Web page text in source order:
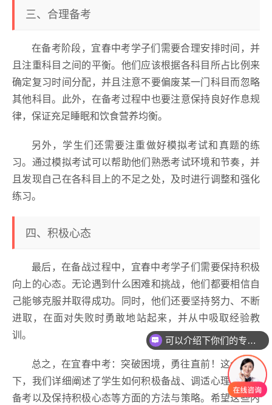
三、合理备考
在备考阶段，宜春中考学子们需要合理安排时间，并
且注重科目之间的平衡。他们应该根据各科目所占比例来
确定复习时间分配，并且注意不要偏废某一门科目而忽略
其他科目。此外，在备考过程中也要注意保持良好作息规
律，保证充足睡眠和饮食营养均衡。
另外，学生们还需要注重做好模拟考试和真题的练
习。通过模拟考试可以帮助他们熟悉考试环境和节奏，并
且发现自己在各科目上的不足之处，及时进行调整和强化
练习。
四、积极心态
最后，在备战过程中，宜春中考学子们需要保持积极
向上的心态。无论遇到什么困难和挑战，他们都要相信自
己能够克服并取得成功。同时，他们还要坚持努力、不断
进取，在面对失败时勇敢地站起来，并从中吸取经验教
训。
总之，在宜春中考：突破困境，勇往直前！这个主题
下，我们详细阐述了学生如何积极备战、调适心理、合理
备考以及保持积极心态等方面的方法与策略。希望这些内
可以介绍下你们的专业吗？